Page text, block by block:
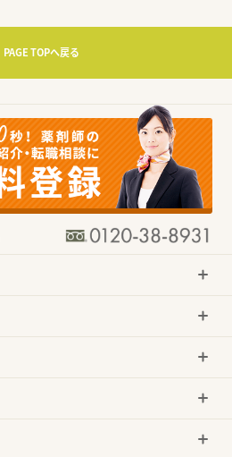
PAGE TOPへ戻る